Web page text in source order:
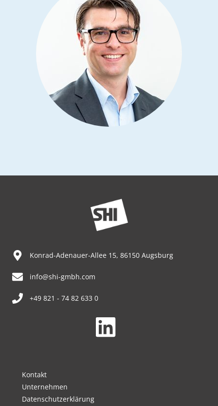
Konrad-Adenauer-Allee 15, 86150 Augsburg
info@shi-gmbh.com
+49 821 - 74 82 633 0
Kontakt
Unternehmen
Datenschutzerklärung